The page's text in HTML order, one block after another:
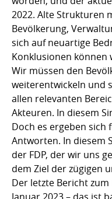
2022. Alte Strukturen
Bevölkerung,
sich auf neuartige
Konklusionen können
Wir müssen den
weiterentwickeln und
allen relevanten
Akteuren. In diesem
Doch es ergeben sich
Antworten. In diesem
der FDP, der wir uns
dem Ziel der zügigen
Der letzte Bericht